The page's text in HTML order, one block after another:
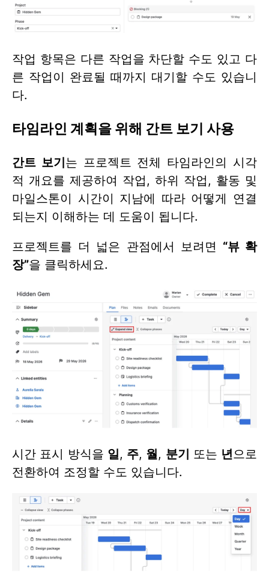
작업 항목은 다른 작업을 차단할 수도 있고 다
른 작업이 완료될 때까지 대기할 수도 있습니
다.
타임라인 계획을 위해 간트 보기 사용
간트 보기는 프로젝트 전체 타임라인의 시각
적 개요를 제공하여 작업, 하위 작업, 활동 및
마일스톤이 시간이 지남에 따라 어떻게 연결
되는지 이해하는 데 도움이 됩니다.
프로젝트를 더 넓은 관점에서 보려면 “뷰 확
장”을 클릭하세요.
시간 표시 방식을 일, 주, 월, 분기 또는 년 으로
전환하여 조정할 수도 있습니다.